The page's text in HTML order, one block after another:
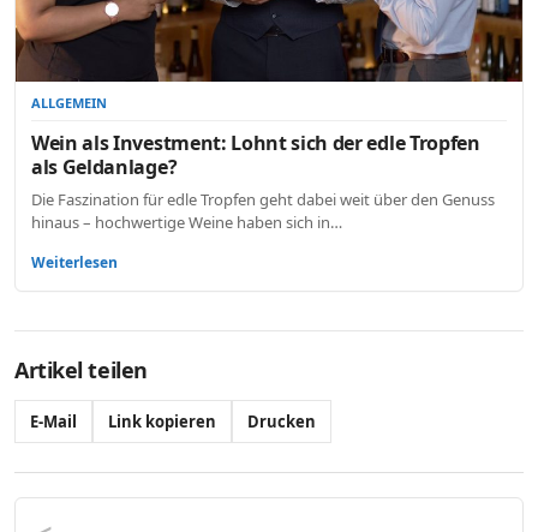
ALLGEMEIN
Wein als Investment: Lohnt sich der edle Tropfen
als Geldanlage?
Die Faszination für edle Tropfen geht dabei weit über den Genuss
hinaus – hochwertige Weine haben sich in…
Weiterlesen
Artikel teilen
E-Mail Link kopieren Drucken